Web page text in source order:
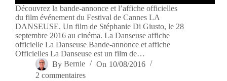
Découvrez la bande-annonce et l’affiche officielles
du film événement du Festival de Cannes LA
DANSEUSE. Un film de Stéphanie Di Giusto, le 28
septembre 2016 au cinéma. La Danseuse affiche
officielle La Danseuse Bande-annonce et affiche
Officielles La Danseuse est un film de…
By Bernie On 10/08/2016
2 commentaires